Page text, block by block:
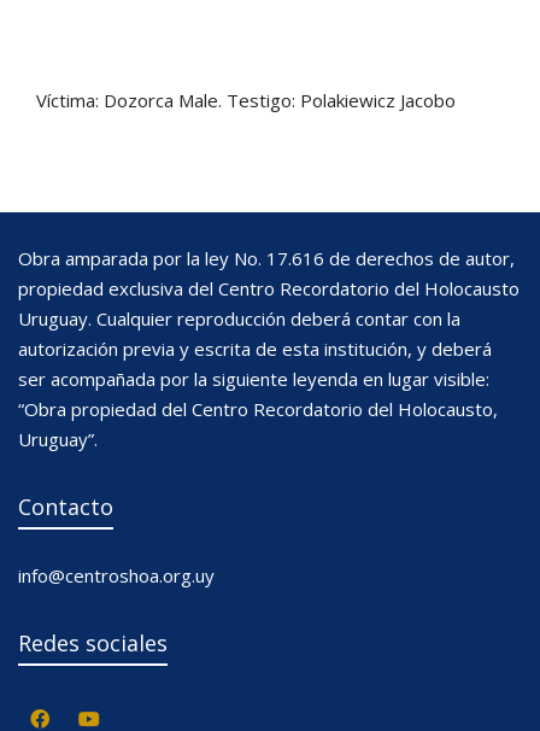
Víctima: Dozorca Male. Testigo: Polakiewicz Jacobo
Obra amparada por la ley No. 17.616 de derechos de autor,
propiedad exclusiva del Centro Recordatorio del Holocausto
Uruguay. Cualquier reproducción deberá contar con la
autorización previa y escrita de esta institución, y deberá
ser acompañada por la siguiente leyenda en lugar visible:
“Obra propiedad del Centro Recordatorio del Holocausto,
Uruguay”.
Contacto
info@centroshoa.org.uy
Redes sociales